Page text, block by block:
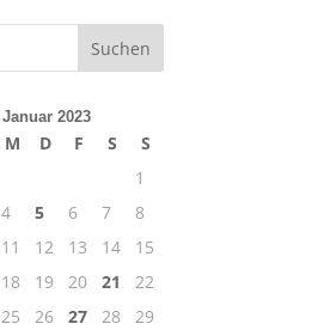
Januar 2023
M D F S
S
1
4 5 6 7
8
11 12 13 14
15
18 19 20 21
22
25 26 27 28
29